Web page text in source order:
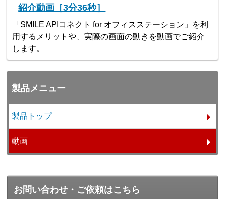
紹介動画［3分36秒］
「SMILE APIコネクト for オフィスステーション」を利
用するメリットや、実際の画面の動きを動画でご紹介
します。
製品メニュー
製品トップ
動画
お問い合わせ・ご依頼はこちら